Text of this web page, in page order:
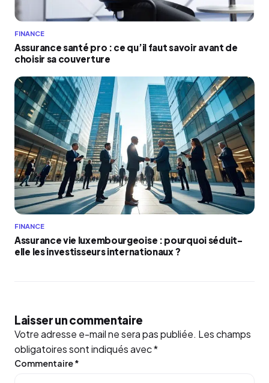
FINANCE
Assurance santé pro : ce qu’il faut savoir avant de
choisir sa couverture
FINANCE
Assurance vie luxembourgeoise : pourquoi séduit-
elle les investisseurs internationaux ?
Laisser un commentaire
Votre adresse e-mail ne sera pas publiée. Les champs
obligatoires sont indiqués avec*
Commentaire*